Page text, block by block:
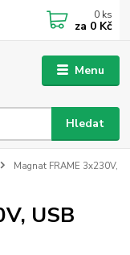
Menu
Hledat
0 ks
za 0 Kč
Magnat FRAME 3x230V,
USB